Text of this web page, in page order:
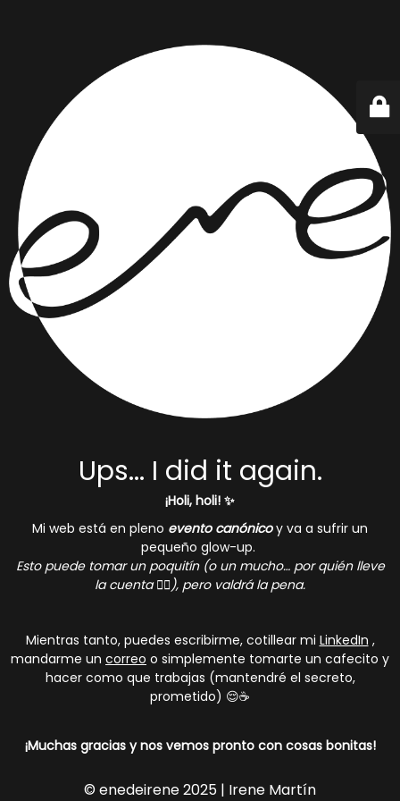
Ups... I did it again.
¡Holi, holi! ✨
Mi web está en pleno evento canónicoy va a sufrir un
pequeño glow-up.
Esto puede tomar un poquitín (o un mucho… por quién lleve
la cuenta 🤷‍♀️), pero valdrá la pena.
Mientras tanto, puedes escribirme, cotillear mi LinkedIn ,
mandarme un correo o simplemente tomarte un cafecito y
hacer como que trabajas (mantendré el secreto,
prometido) 😌☕
¡Muchas gracias y nos vemos pronto con cosas bonitas!
© enedeirene 2025 | Irene Martín